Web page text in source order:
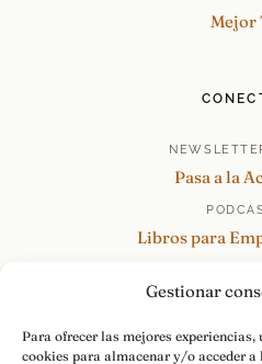
Gestionar
Para ofrecer las mejores
cookies para almacenar y/o acceder
Mejor
Pasa a la
Libros para
re:Invéntate /